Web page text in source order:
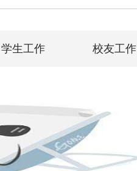
学生工作 校友工作